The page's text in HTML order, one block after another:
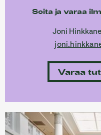
Soita ja varaa
Joni
Varaa